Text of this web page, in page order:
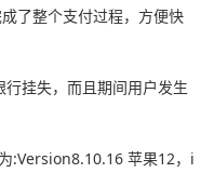
了整个支付过程，方便快
挂失，而且期间用户发生
:Version8.10.16 苹果12，i